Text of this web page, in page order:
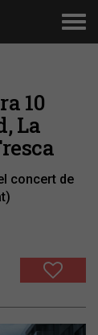
10
La
concert de